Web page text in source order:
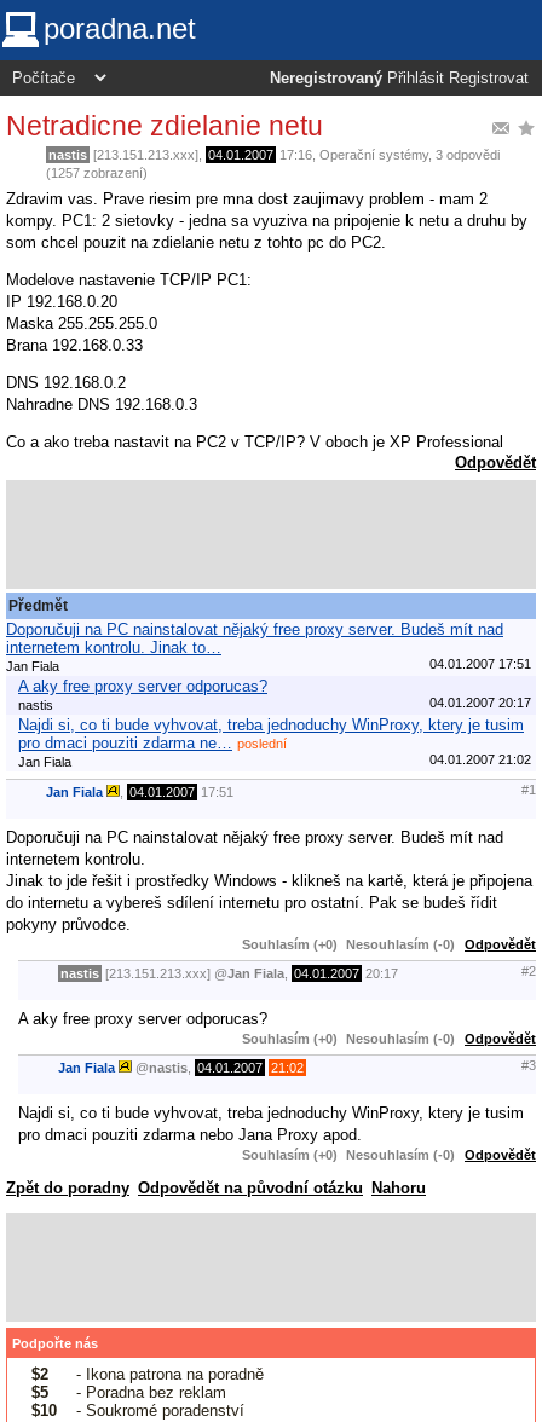
poradna.net
Neregistrovaný Přihlásit Registrovat
Netradicne zdielanie netu
nastis [213.151.213.xxx], 04.01.2007 17:16 Operační systémy, 3 odpovědi
(1257 zobrazení)
Zdravim vas. Prave riesim pre mna dost zaujimavy problem - mam 2
kompy. PC1: 2 sietovky - jedna sa vyuziva na pripojenie k netu a druhu by
som chcel pouzit na zdielanie netu z tohto pc do PC2.
Modelove nastavenie TCP/IP PC1:
IP 192.168.0.20
Maska 255.255.255.0
Brana 192.168.0.33
DNS 192.168.0.2
Nahradne DNS 192.168.0.3
Co a ako treba nastavit na PC2 v TCP/IP? V oboch je XP Professional
Odpovědět
Předmět
Doporučuji na PC nainstalovat nějaký free proxy server. Budeš mít nad
internetem kontrolu. Jinak to…
Jan Fiala 04.01.2007 17:51
A aky free proxy server odporucas?
nastis 04.01.2007 20:17
Najdi si, co ti bude vyhvovat, treba jednoduchy WinProxy, ktery je tusim
pro dmaci pouziti zdarma ne…
poslední
Jan Fiala
04.01.2007 21:02
Jan Fiala 04.01.2007 17:51 #1
Doporučuji na PC nainstalovat nějaký free proxy server. Budeš mít nad
internetem kontrolu.
Jinak to jde řešit i prostředky Windows - klikneš na kartě, která je připojena
do internetu a vybereš sdílení internetu pro ostatní. Pak se budeš řídit
pokyny průvodce.
Souhlasím (+0) Nesouhlasím (-0) Odpovědět
nastis [213.151.213.xxx] @Jan Fiala 04.01.2007 20:17 #2
A aky free proxy server odporucas?
Souhlasím (+0) Nesouhlasím (-0) Odpovědět
Jan Fiala @nastis 04.01.2007 21:02 #3
Najdi si, co ti bude vyhvovat, treba jednoduchy WinProxy, ktery je tusim
pro dmaci pouziti zdarma nebo Jana Proxy apod.
Souhlasím (+0) Nesouhlasím (-0) Odpovědět
Zpět do poradny Odpovědět na původní otázku Nahoru
Podpořte nás
$2
- Ikona patrona na poradně
$5
- Poradna bez reklam
$10
- Soukromé poradenství